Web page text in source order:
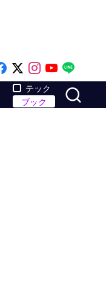
Like on Facebook
Follow on x
Follow on
Follow
テック
ブック